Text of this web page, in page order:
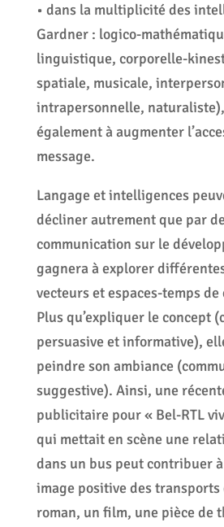
• dans la multiplicité des
Gardner : logico-
linguistique, corporelle-
spatiale, musicale,
intrapersonnelle,
également à augmenter
message.
Langage et intelligences
décliner autrement que par
communication sur le
gagnera à explorer
vecteurs et espaces-temps
Plus qu’expliquer le concept
persuasive et informative),
peindre son ambiance
suggestive). Ainsi, une
publicitaire pour « Bel-RTL
qui mettait en scène une
dans un bus peut contribuer
image positive des transports
roman, un film, une pièce de